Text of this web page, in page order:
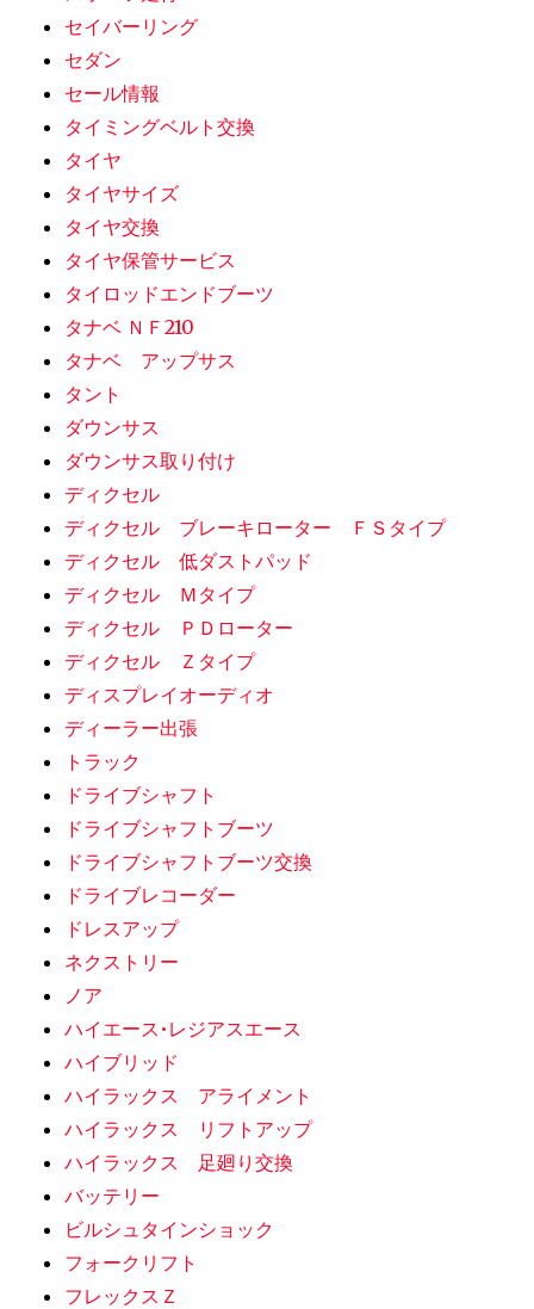
セイバーリング
セダン
セール情報
タイミングベルト交換
タイヤ
タイヤサイズ
タイヤ交換
タイヤ保管サービス
タイロッドエンドブーツ
タナベ ＮＦ210
タナベ アップサス
タント
ダウンサス
ダウンサス取り付け
ディクセル
ディクセル ブレーキローター ＦＳタイプ
ディクセル 低ダストパッド
ディクセル Ｍタイプ
ディクセル ＰＤローター
ディクセル Ｚタイプ
ディスプレイオーディオ
ディーラー出張
トラック
ドライブシャフト
ドライブシャフトブーツ
ドライブシャフトブーツ交換
ドライブレコーダー
ドレスアップ
ネクストリー
ノア
ハイエース•レジアスエース
ハイブリッド
ハイラックス アライメント
ハイラックス リフトアップ
ハイラックス 足廻り交換
バッテリー
ビルシュタインショック
フォークリフト
フレックスＺ